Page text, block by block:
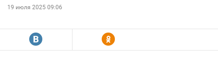
19 июля 2025 09:06
R Y